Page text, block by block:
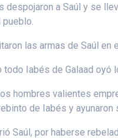
despojaron a Saúl y se
las armas de Saúl en
todo Iabés de Galaad oyó
hombres valientes
de Iabés y ayunaron
Saúl, por haberse